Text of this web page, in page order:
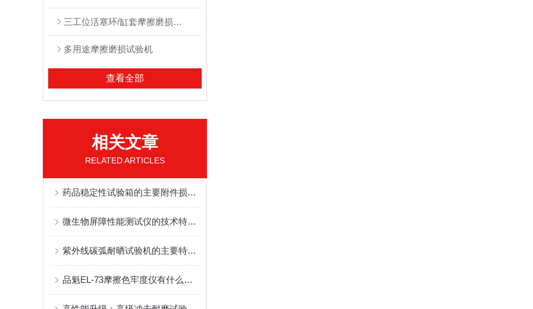
三⼯位活塞环/缸套摩擦磨损台架
多⽤途摩擦磨损试验机
查看全部
相关文章
RELATED ARTICLES
药品稳定性试验箱的主要附件损坏后如何更换?
微生物屏障性能测试仪的技术特点和使用方法
紫外线碳弧耐晒试验机的主要特点和应用
品魁EL-73摩擦色牢度仪有什么作用？